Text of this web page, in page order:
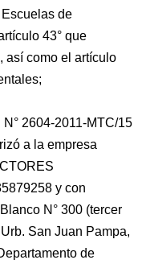
de
43° que
así como el artículo
2604-2011-MTC/15
a la empresa
y con
N° 300 (tercer
San Juan Pampa,
de